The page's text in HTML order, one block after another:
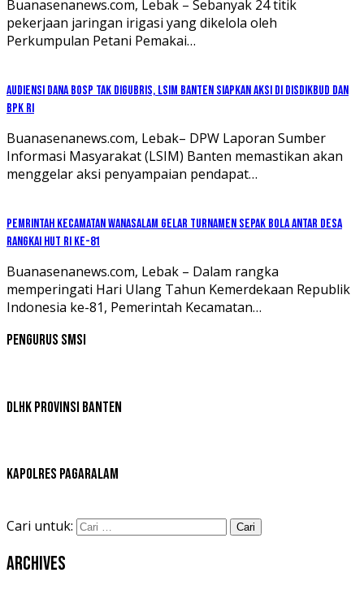
Buanasenanews.com, Lebak – Sebanyak 24 titik
pekerjaan jaringan irigasi yang dikelola oleh
Perkumpulan Petani Pemakai…
Audiensi Dana BOSP Tak Digubris, LSIM Banten Siapkan Aksi di Disdikbud dan
BPK RI
Buanasenanews.com, Lebak– DPW Laporan Sumber
Informasi Masyarakat (LSIM) Banten memastikan akan
menggelar aksi penyampaian pendapat…
Pemrintah kecamatan Wanasalam Gelar Turnamen Sepak Bola Antar Desa
Rangkai HUT RI ke-81
Buanasenanews.com, Lebak – Dalam rangka
memperingati Hari Ulang Tahun Kemerdekaan Republik
Indonesia ke-81, Pemerintah Kecamatan…
Pengurus SMSI
DLHK Provinsi Banten
Kapolres Pagaralam
Cari untuk:
Archives